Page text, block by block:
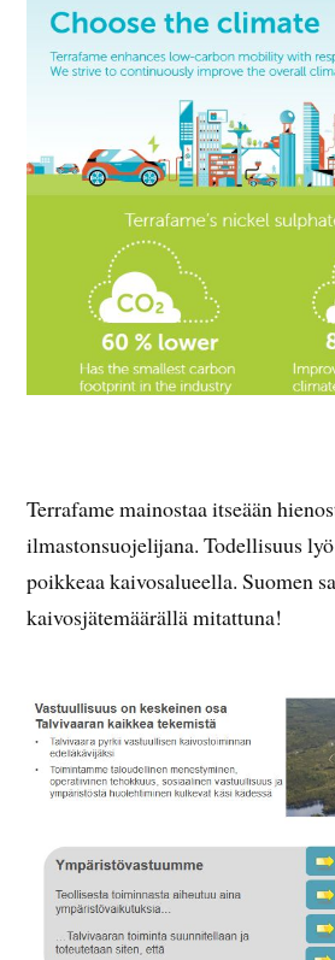
Terrafame mainostaa itseään
ilmastonsuojelijana. Todellisuus
poikkeaa kaivosalueella. Suomen
kaivosjätemäärällä mitattuna!